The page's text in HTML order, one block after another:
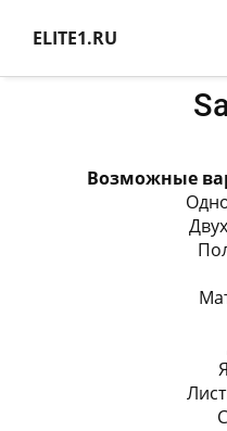
ELITE1.RU
Возможные